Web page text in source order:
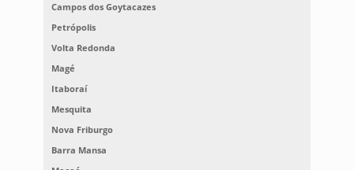
Campos dos Goytacazes
Petrópolis
Volta Redonda
Magé
Itaboraí
Mesquita
Nova Friburgo
Barra Mansa